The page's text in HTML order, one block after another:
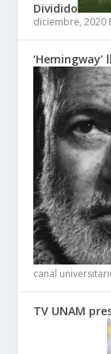
Dividido
diciembre, 2020
‘Hemingway’
canal
TV UNAM